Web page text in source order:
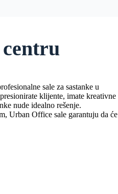
centru
sale za sastanke u
klijente, imate kreativne
nude idealno rešenje.
Urban Office sale garantuju da će